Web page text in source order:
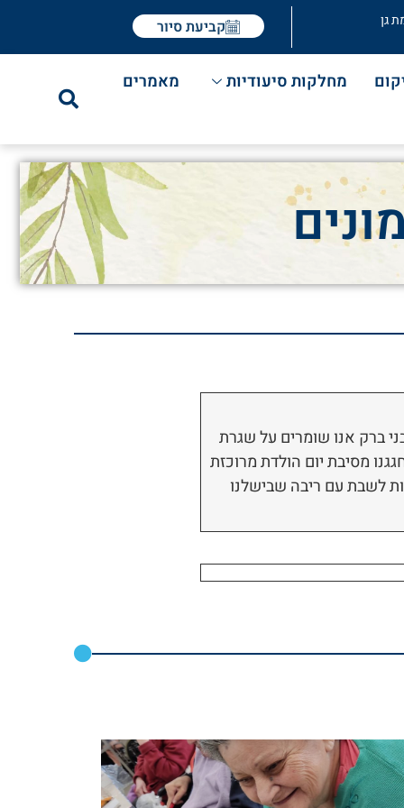
גן קביעת סיור
מחלקות סיעודיות מאמרים
ברק אנו שומרים על שגרת
מסיבת יום הולדת מרוכזת
לשבת עם ריבה שבישלנו